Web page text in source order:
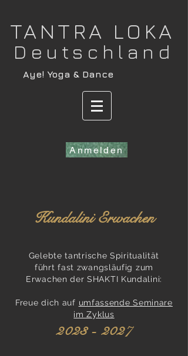
​TANTRA LOKA
Deutschland
​Aye! Yoga & Dance
Anmelden
Kundalini Erwachen
Gelebte tantrische Spiritualität
führt fast zwangsläufig zum
Erwachen der SHAKTI Kundalini:
Freue dich auf umfassende Seminare
im Zyklus
2023 - 2027